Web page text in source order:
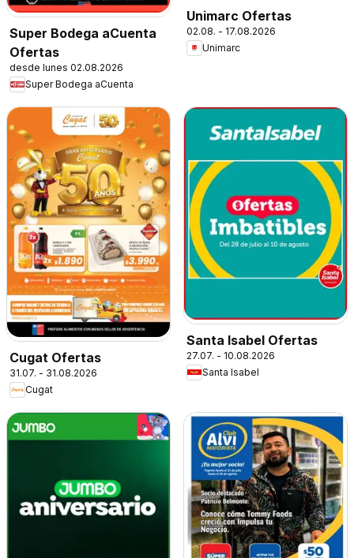
Super Bodega aCuenta
Ofertas
desde lunes 02.08.2026
Super Bodega aCuenta
Unimarc Ofertas
02.08. - 17.08.2026
Unimarc
Cugat Ofertas
31.07. - 31.08.2026
Cugat
Santa Isabel Ofertas
27.07. - 10.08.2026
Santa Isabel